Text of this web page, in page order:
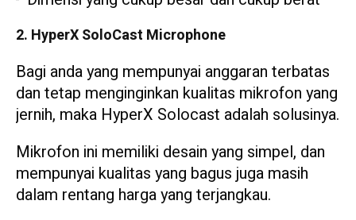
2. HyperX SoloCast Microphone
Bagi anda yang mempunyai anggaran terbatas
dan tetap menginginkan kualitas mikrofon yang
jernih, maka HyperX Solocast adalah solusinya.
Mikrofon ini memiliki desain yang simpel, dan
mempunyai kualitas yang bagus juga masih
dalam rentang harga yang terjangkau.